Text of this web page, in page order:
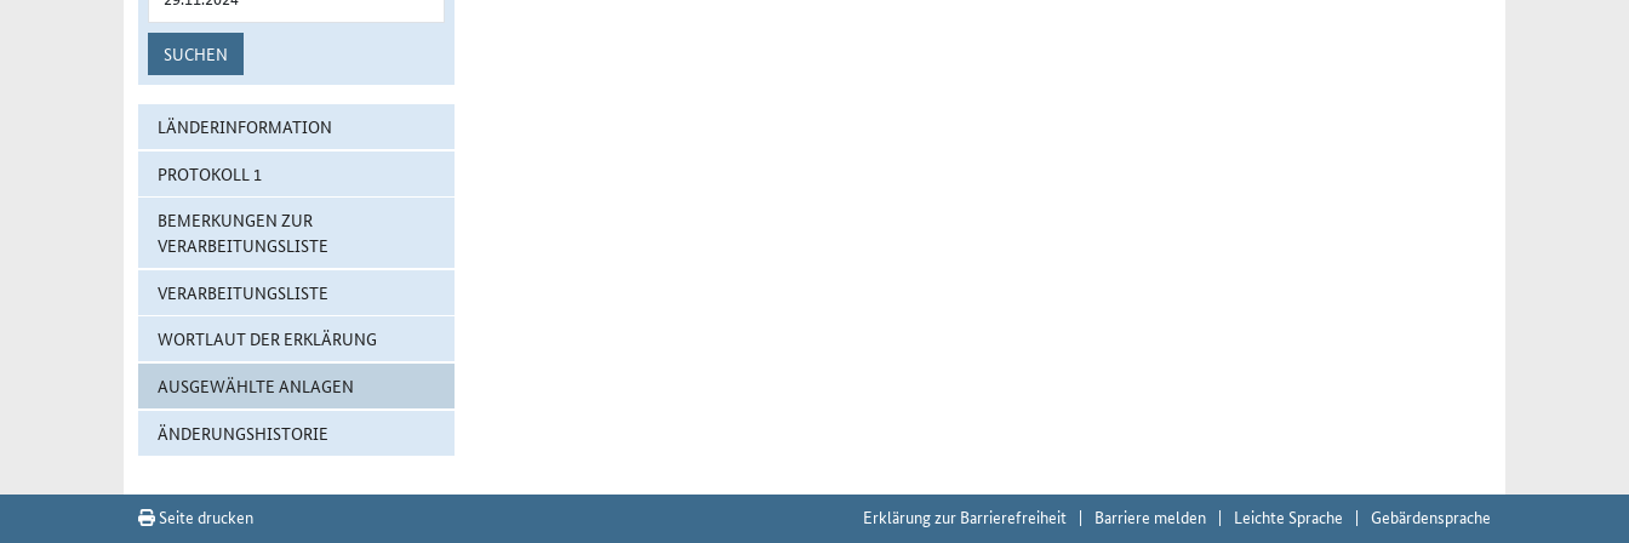
SUCHEN
LÄNDERINFORMATION
PROTOKOLL 1
BEMERKUNGEN ZUR
VERARBEITUNGSLISTE
VERARBEITUNGSLISTE
WORTLAUT DER ERKLÄRUNG
AUSGEWÄHLTE ANLAGEN
ÄNDERUNGSHISTORIE
Seite drucken Erklärung zur Barrierefreiheit Barriere melden Leichte Sprache Gebärdensprache